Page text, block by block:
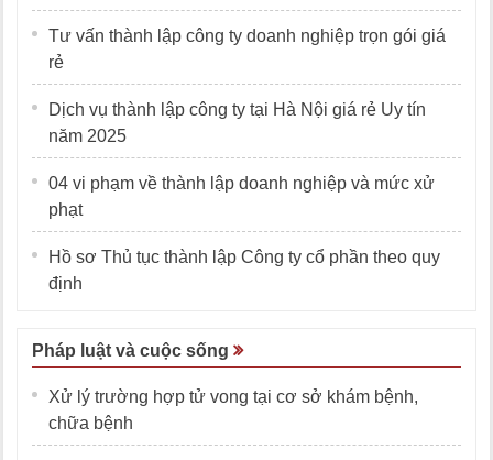
Tư vấn thành lập công ty doanh nghiệp trọn gói giá
rẻ
Dịch vụ thành lập công ty tại Hà Nội giá rẻ Uy tín
năm 2025
04 vi phạm về thành lập doanh nghiệp và mức xử
phạt
Hồ sơ Thủ tục thành lập Công ty cổ phần theo quy
định
Pháp luật và cuộc sống
Xử lý trường hợp tử vong tại cơ sở khám bệnh,
chữa bệnh